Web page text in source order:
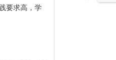
要求高，学